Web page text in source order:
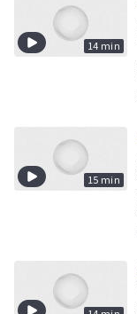
14 min
15 min